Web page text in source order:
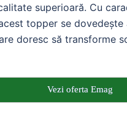
superioară. Cu
topper se
doresc să transforme
Vezi oferta Emag